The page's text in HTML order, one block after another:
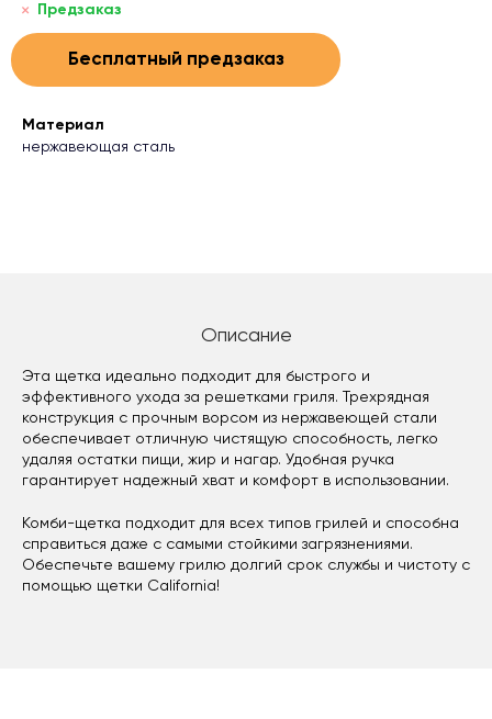
Предзаказ
Бесплатный предзаказ
Материал
нержавеющая сталь
Описание
Эта щетка идеально подходит для быстрого и
эффективного ухода за решетками гриля. Трехрядная
конструкция с прочным ворсом из нержавеющей стали
обеспечивает отличную чистящую способность, легко
удаляя остатки пищи, жир и нагар. Удобная ручка
гарантирует надежный хват и комфорт в использовании.
Комби-щетка подходит для всех типов грилей и способна
справиться даже с самыми стойкими загрязнениями.
Обеспечьте вашему грилю долгий срок службы и чистоту с
помощью щетки California!